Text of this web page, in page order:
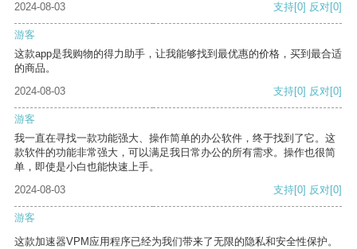
2024-08-03 支持[0] 反对[0]
游客
这款app是我购物的得力助手，让我能够找到最优惠的价格，买到最合适
的商品。
2024-08-03
支持[0] 反对[0]
游客
我一直在寻找一款功能强大、操作简单的办公软件，终于找到了它。这
款软件的功能非常强大，可以满足我日常办公的所有需求。操作也很简
单，即使是小白也能快速上手。
2024-08-03
支持[0] 反对[0]
游客
这款加速器VPM应用程序已经为我们带来了无限的隐私和安全性保护。